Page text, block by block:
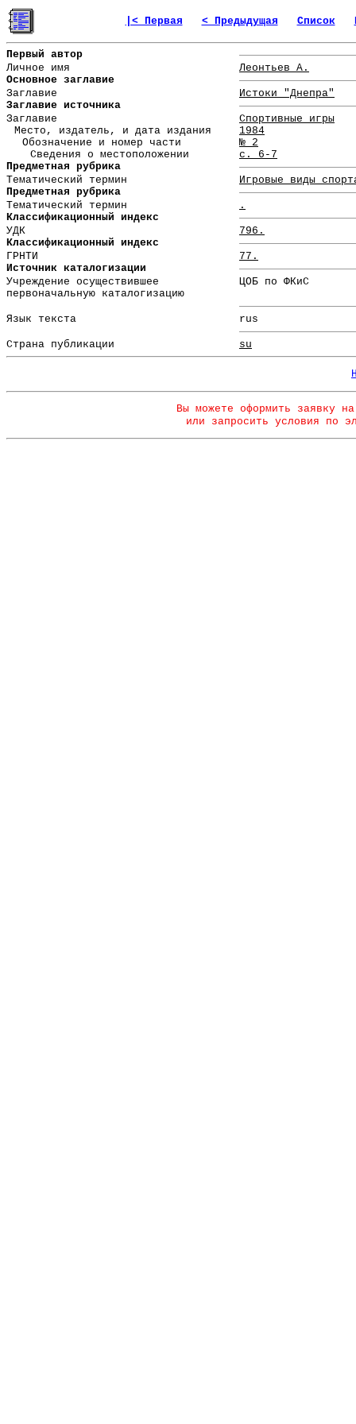
|< Первая < Предыдущая Список
Первый автор
Личное имя
Леонтьев А.
Основное заглавие
Заглавие
Истоки "Днепра"
Заглавие источника
Заглавие
Спортивные игры
Место, издатель, и дата издания
1984
Обозначение и номер части
№ 2
Сведения о местоположении
с. 6-7
Предметная рубрика
Тематический термин
Игровые виды
Предметная рубрика
Тематический термин
.
Классификационный индекс
УДК
796.
Классификационный индекс
ГРНТИ
77.
Источник каталогизации
Учреждение осуществившее
первоначальную каталогизацию
ЦОБ по ФКиС
Язык текста rus
Страна публикации su
Вы можете оформить заявку
или запросить условия по